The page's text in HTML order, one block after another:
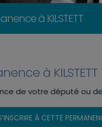
à KILSTETT
à KILSTETT
de votre député ou
À CETTE